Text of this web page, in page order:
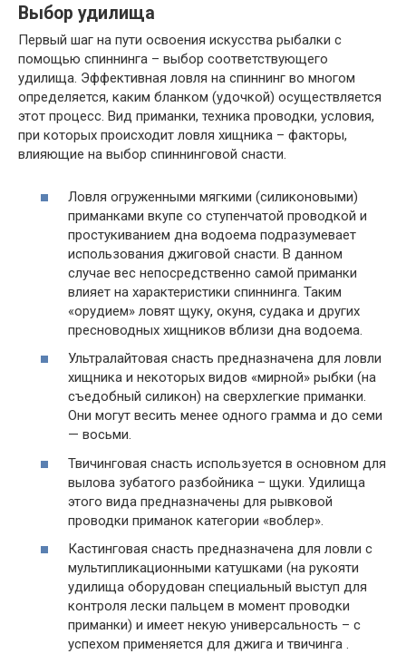
Выбор удилища
Первый шаг на пути освоения искусства рыбалки с
помощью спиннинга – выбор соответствующего
удилища. Эффективная ловля на спиннинг во многом
определяется, каким бланком (удочкой) осуществляется
этот процесс. Вид приманки, техника проводки, условия,
при которых происходит ловля хищника – факторы,
влияющие на выбор спиннинговой снасти.
Ловля огруженными мягкими (силиконовыми)
приманками вкупе со ступенчатой проводкой и
простукиванием дна водоема подразумевает
использования джиговой снасти. В данном
случае вес непосредственно самой приманки
влияет на характеристики спиннинга. Таким
«орудием» ловят щуку, окуня, судака и других
пресноводных хищников вблизи дна водоема.
Ультралайтовая снасть предназначена для ловли
хищника и некоторых видов «мирной» рыбки (на
съедобный силикон) на сверхлегкие приманки.
Они могут весить менее одного грамма и до семи
— восьми.
Твичинговая снасть используется в основном для
вылова зубатого разбойника – щуки. Удилища
этого вида предназначены для рывковой
проводки приманок категории «воблер».
Кастинговая снасть предназначена для ловли с
мультипликационными катушками (на рукояти
удилища оборудован специальный выступ для
контроля лески пальцем в момент проводки
приманки) и имеет некую универсальность – с
успехом применяется для джига и твичинга .